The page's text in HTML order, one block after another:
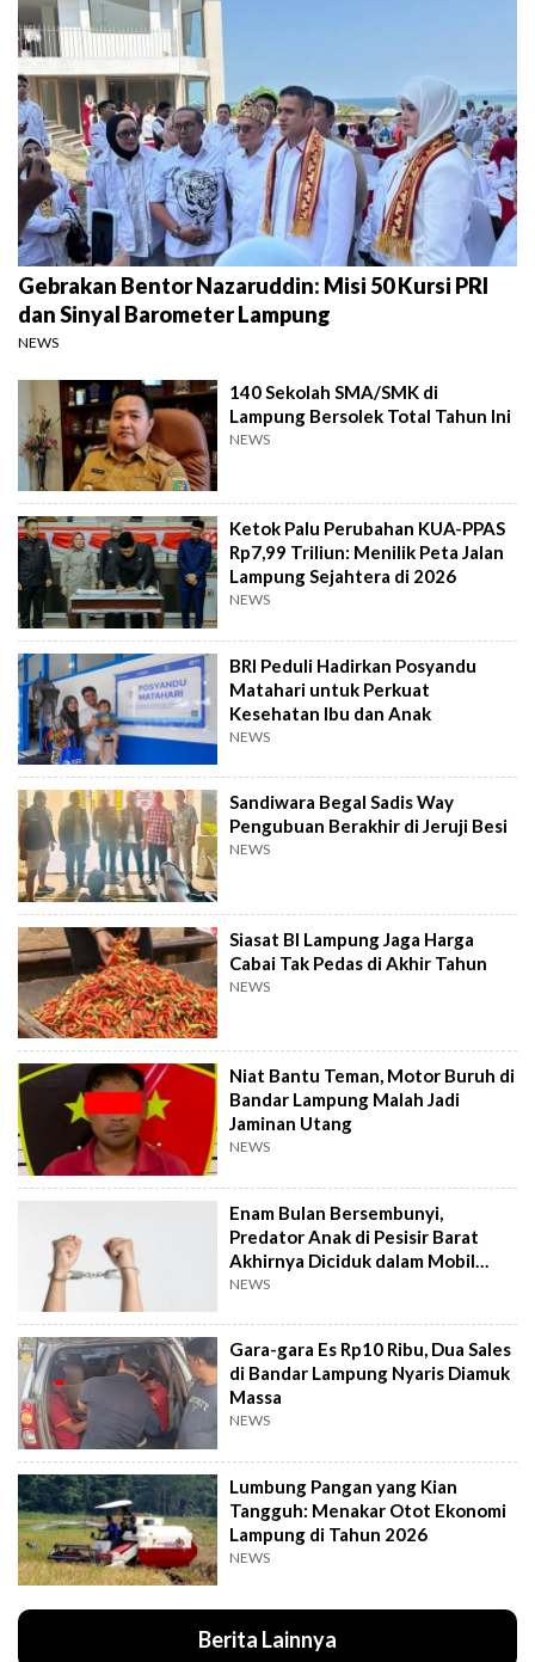
Gebrakan Bentor Nazaruddin: Misi 50 Kursi PRI
dan Sinyal Barometer Lampung
NEWS
140 Sekolah SMA/SMK di
Lampung Bersolek Total Tahun Ini
NEWS
Ketok Palu Perubahan KUA-PPAS
Rp7,99 Triliun: Menilik Peta Jalan
Lampung Sejahtera di 2026
NEWS
BRI Peduli Hadirkan Posyandu
Matahari untuk Perkuat
Kesehatan Ibu dan Anak
NEWS
Sandiwara Begal Sadis Way
Pengubuan Berakhir di Jeruji Besi
NEWS
Siasat BI Lampung Jaga Harga
Cabai Tak Pedas di Akhir Tahun
NEWS
Niat Bantu Teman, Motor Buruh di
Bandar Lampung Malah Jadi
Jaminan Utang
NEWS
Enam Bulan Bersembunyi,
Predator Anak di Pesisir Barat
Akhirnya Diciduk dalam Mobil
Travel
NEWS
Gara-gara Es Rp10 Ribu, Dua Sales
di Bandar Lampung Nyaris Diamuk
Massa
NEWS
Lumbung Pangan yang Kian
Tangguh: Menakar Otot Ekonomi
Lampung di Tahun 2026
NEWS
Berita Lainnya